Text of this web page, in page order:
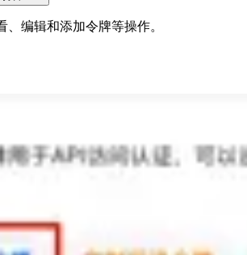
、编辑和添加令牌等操作。